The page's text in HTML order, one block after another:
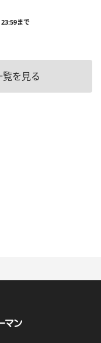
まで
を見る